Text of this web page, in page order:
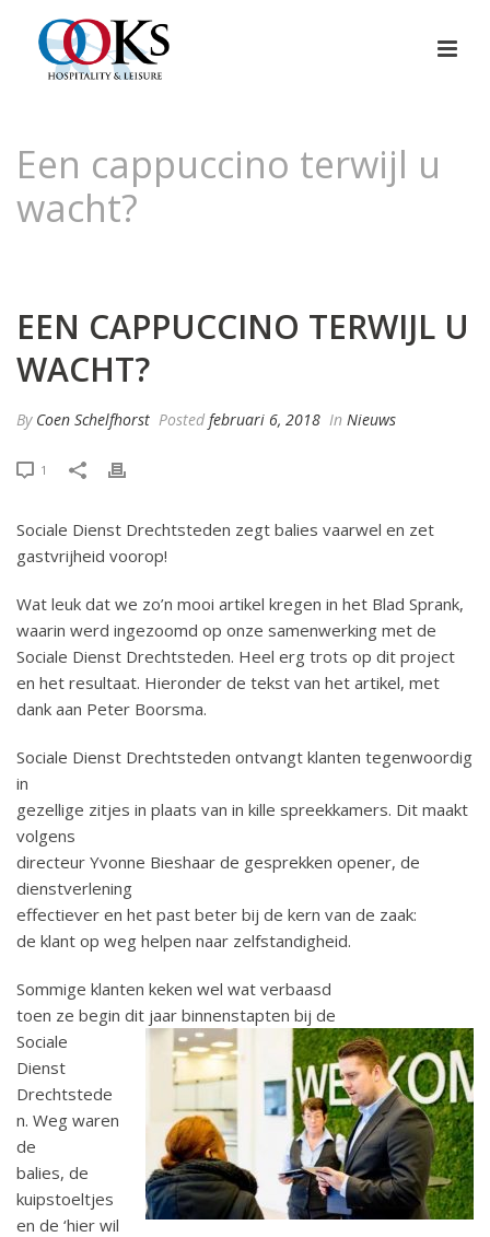
Een cappuccino terwijl u
wacht?
EEN CAPPUCCINO TERWIJL U
WACHT?
By Coen Schelfhorst Posted februari 6, 2018 In Nieuws
1
Sociale Dienst Drechtsteden zegt balies vaarwel en zet
gastvrijheid voorop!
Wat leuk dat we zo’n mooi artikel kregen in het Blad Sprank,
waarin werd ingezoomd op onze samenwerking met de
Sociale Dienst Drechtsteden. Heel erg trots op dit project
en het resultaat. Hieronder de tekst van het artikel, met
dank aan Peter Boorsma.
Sociale Dienst Drechtsteden ontvangt klanten tegenwoordig
in
gezellige zitjes in plaats van in kille spreekkamers. Dit maakt
volgens
directeur Yvonne Bieshaar de gesprekken opener, de
dienstverlening
effectiever en het past beter bij de kern van de zaak:
de klant op weg helpen naar zelfstandigheid.
Sommige klanten keken wel wat verbaasd
toen ze begin dit jaar binnenstapten bij de
Sociale
Dienst
Drechtstede
n. Weg waren
de
balies, de
kuipstoeltjes
en de ‘hier wil